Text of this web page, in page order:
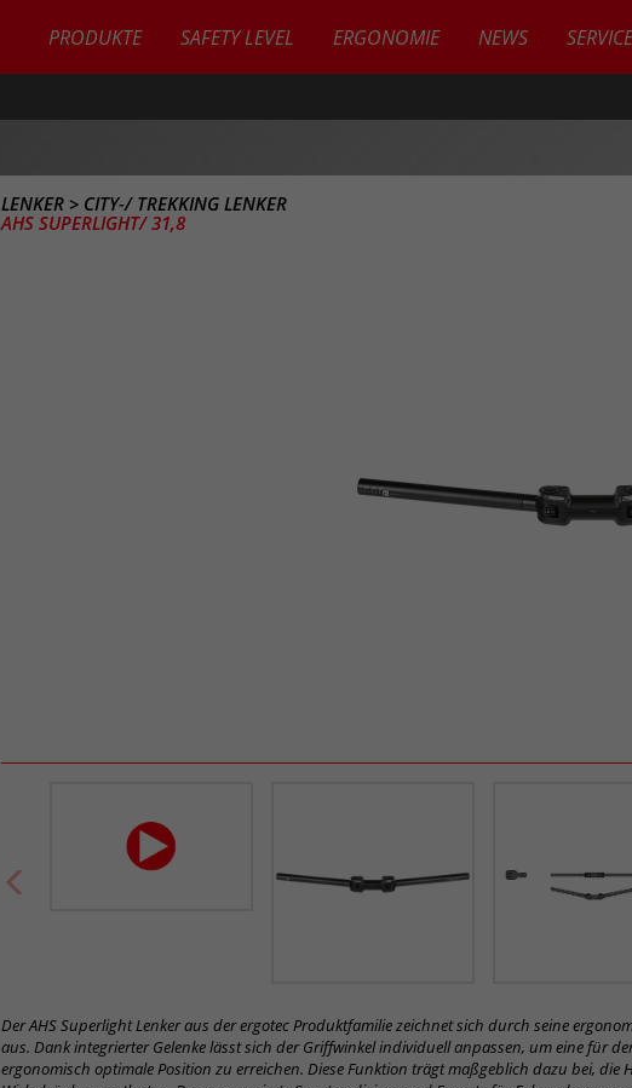
PRODUKTE SAFETY LEVEL ERGONOMIE NEWS SERVICE
LENKER > CITY-/ TREKKING LENKER
AHS SUPERLIGHT/ 31,8
Der AHS Superlight Lenker aus der ergotec Produktfamilie zeichnet sich durch seine
aus. Dank integrierter Gelenke lässt sich der Griffwinkel individuell anpassen, um eine für
ergonomisch optimale Position zu erreichen. Diese Funktion trägt maßgeblich dazu bei, die